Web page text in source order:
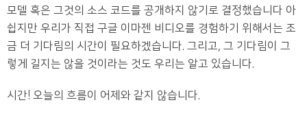
모델 혹은 그것의 소스 코드를 공개하지 않기로 결정했습니다 아
쉽지만 우리가 직접 구글 이마젠 비디오를 경험하기 위해서는 조
금 더 기다림의 시간이 필요하겠습니다. 그리고, 그 기다림이 그
렇게 길지는 않을 것이라는 것도 우리는 알고 있습니다.
시간! 오늘의 흐름이 어제와 같지 않습니다.